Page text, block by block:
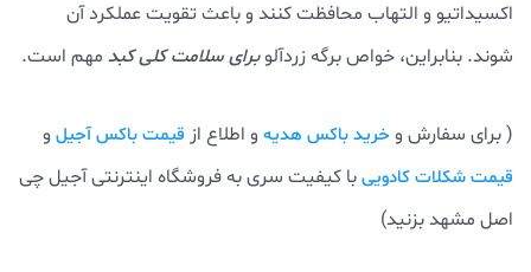
اکسیداتیو و التهاب محافظت کنند و باعث تقویت عملکرد آن
شوند. بنابراین، خواص برگه زردآلوبرای سلامت کلی کبد مهم است.
( برای سفارش و خرید باکس هدیه و اطلاع از قیمت باکس آجیل و
قیمت شکلات کادوییبا کیفیت سری به فروشگاه اینترنتی آجیل چی
اصل مشهد بزنید)